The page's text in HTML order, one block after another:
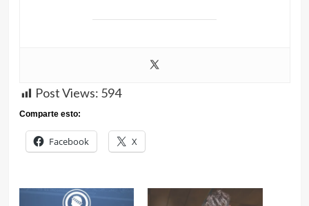
Post Views: 594
Comparte esto:
Facebook X